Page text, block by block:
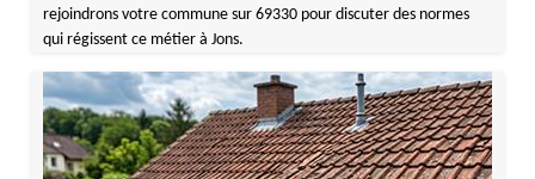
rejoindrons votre commune sur 69330 pour discuter des normes
qui régissent ce métier à Jons.